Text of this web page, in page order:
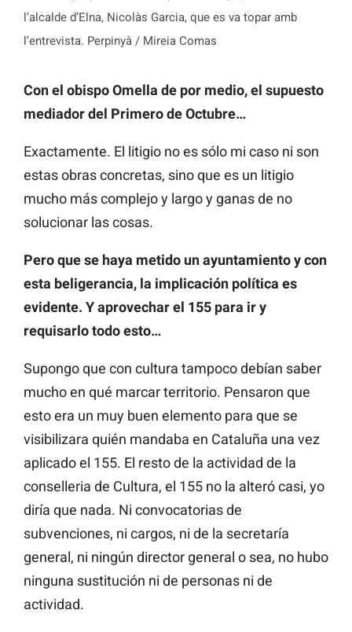
l’alcalde d’Elna, Nicolàs Garcia, que es va topar amb
l’entrevista. Perpinyà / Mireia Comas
Con el obispo Omella de por medio, el supuesto
mediador del Primero de Octubre…
Exactamente. El litigio no es sólo mi caso ni son
estas obras concretas, sino que es un litigio
mucho más complejo y largo y ganas de no
solucionar las cosas.
Pero que se haya metido un ayuntamiento y con
esta beligerancia, la implicación política es
evidente. Y aprovechar el 155 para ir y
requisarlo todo esto…
Supongo que con cultura tampoco debían saber
mucho en qué marcar territorio. Pensaron que
esto era un muy buen elemento para que se
visibilizara quién mandaba en Cataluña una vez
aplicado el 155. El resto de la actividad de la
conselleria de Cultura, el 155 no la alteró casi, yo
diría que nada. Ni convocatorias de
subvenciones, ni cargos, ni de la secretaría
general, ni ningún director general o sea, no hubo
ninguna sustitución ni de personas ni de
actividad.